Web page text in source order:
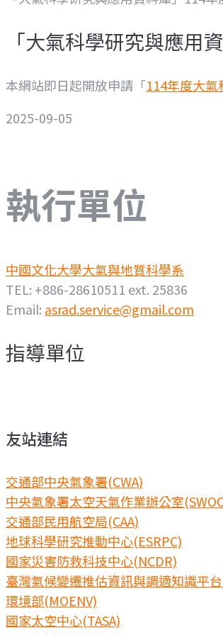
「大氣科學研究與應用
本網站即日起開放申請「114年度大
2025-09-05
執行單位
中國文化大學大氣與地質科學系
TEL: +886-28610511 ext. 25836
Email: asrad.service@gmail.com
指導單位
友站連結
交通部中央氣象署(CWA)
中央氣象署太空天氣作業辦公室
交通部民用航空局(CAA)
地球科學研究推動中心(ESRPC)
國家災害防救科技中心(NCDR)
臺灣氣候變遷推估資訊與調適知識平
環境部(MOENV)
國家太空中心(TASA)